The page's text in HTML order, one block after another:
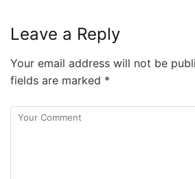
Leave a Reply
Your email address will not be
fields are marked *